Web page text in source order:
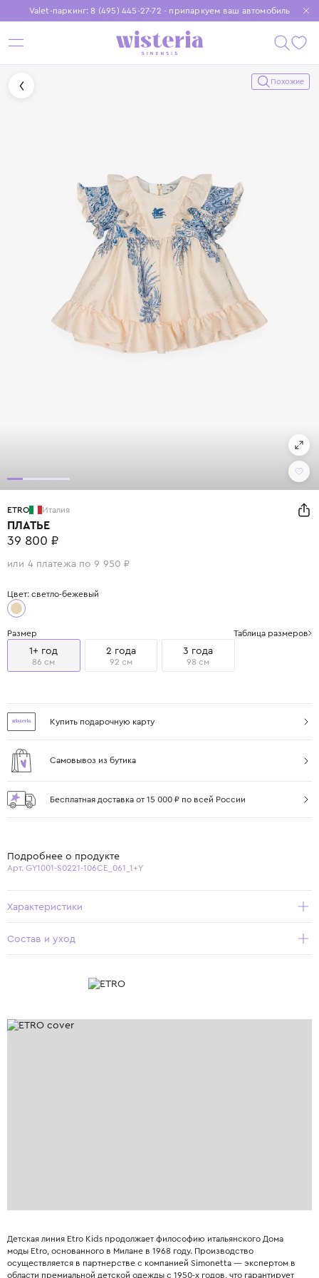
Valet-паркинг: 8 (495) 445-27-72 - припаркуем ваш автомобиль
Бесплатная доставка при заказе от 15 000 ₽
Установите приложение, чтобы покупки были еще удобнее
Похожие
ETRO Италия
ПЛАТЬЕ
39 800 ₽
или 4 платежа по 9 950 ₽
Цвет: светло-бежевый
Размер Таблица размеров
1+ год
86 см
2 года
92 см
3 года
98 см
Купить подарочную карту
Самовывоз из бутика
Бесплатная доставка от 15 000 ₽ по всей России
Подробнее о продукте
Арт. GY1001-S0221-106CE_061_1+Y
Характеристики
Состав и уход
Детская линия Etro Kids продолжает философию итальянского Дома
моды Etro, основанного в Милане в 1968 году. Производство
осуществляется в партнерстве с компанией Simonetta — экспертом в
области премиальной детской одежды с 1950-х годов, что гарантирует